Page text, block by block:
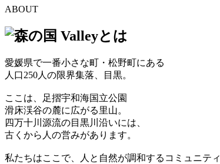
ABOUT
愛媛県で一番小さな町・松野町にある
人口250人の限界集落、目黒。
ここは、足摺宇和海国立公園
滑床渓谷の麓に広がる里山。
四万十川源流の目黒川沿いには、
古くから人の営みがあります。
私たちはここで、人と自然が調和するコミュニティ